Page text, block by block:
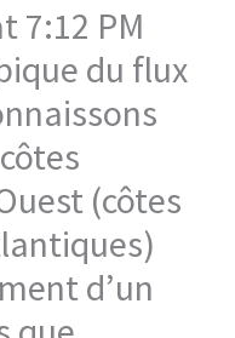
7:12 PM
du flux
(côtes
d’un